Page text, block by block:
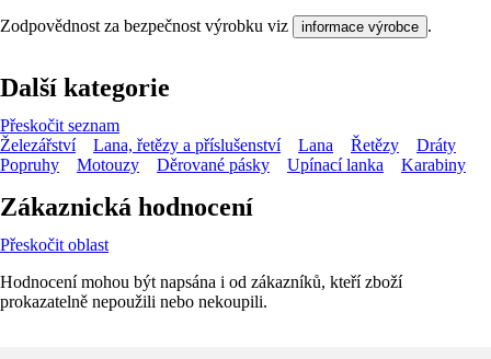
Zodpovědnost za bezpečnost výrobku viz informace výrobce .
Další kategorie
Přeskočit seznam
Železářství
Lana, řetězy a příslušenství Lana Řetězy
Dráty
Popruhy
Motouzy Děrované pásky Upínací lanka Karabiny
Zákaznická hodnocení
Přeskočit oblast
Hodnocení mohou být napsána i od zákazníků, kteří zboží
prokazatelně nepoužili nebo nekoupili.